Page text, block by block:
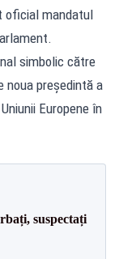
oficial mandatul
simbolic către
noua președintă a
Europene în
suspectați